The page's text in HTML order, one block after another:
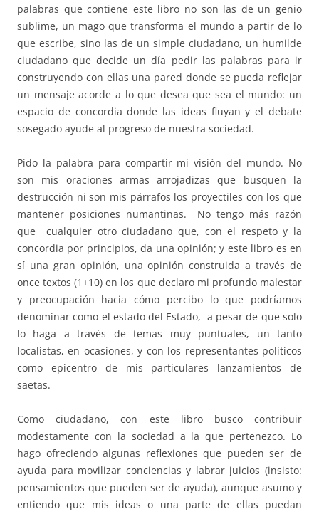
palabras que contiene este libro no son las de un genio
sublime, un mago que transforma el mundo a partir de lo
que escribe, sino las de un simple ciudadano, un humilde
ciudadano que decide un día pedir las palabras para ir
construyendo con ellas una pared donde se pueda reflejar
un mensaje acorde a lo que desea que sea el mundo: un
espacio de concordia donde las ideas fluyan y el debate
sosegado ayude al progreso de nuestra sociedad.
Pido la palabra para compartir mi visión del mundo. No
son mis oraciones armas arrojadizas que busquen la
destrucción ni son mis párrafos los proyectiles con los que
mantener posiciones numantinas. No tengo más razón
que cualquier otro ciudadano que, con el respeto y la
concordia por principios, da una opinión; y este libro es en
sí una gran opinión, una opinión construida a través de
once textos (1+10) en los que declaro mi profundo malestar
y preocupación hacia cómo percibo lo que podríamos
denominar como el estado del Estado, a pesar de que solo
lo haga a través de temas muy puntuales, un tanto
localistas, en ocasiones, y con los representantes políticos
como epicentro de mis particulares lanzamientos de
saetas.
Como ciudadano, con este libro busco contribuir
modestamente con la sociedad a la que pertenezco. Lo
hago ofreciendo algunas reflexiones que pueden ser de
ayuda para movilizar conciencias y labrar juicios (insisto:
pensamientos que pueden ser de ayuda), aunque asumo y
entiendo que mis ideas o una parte de ellas puedan